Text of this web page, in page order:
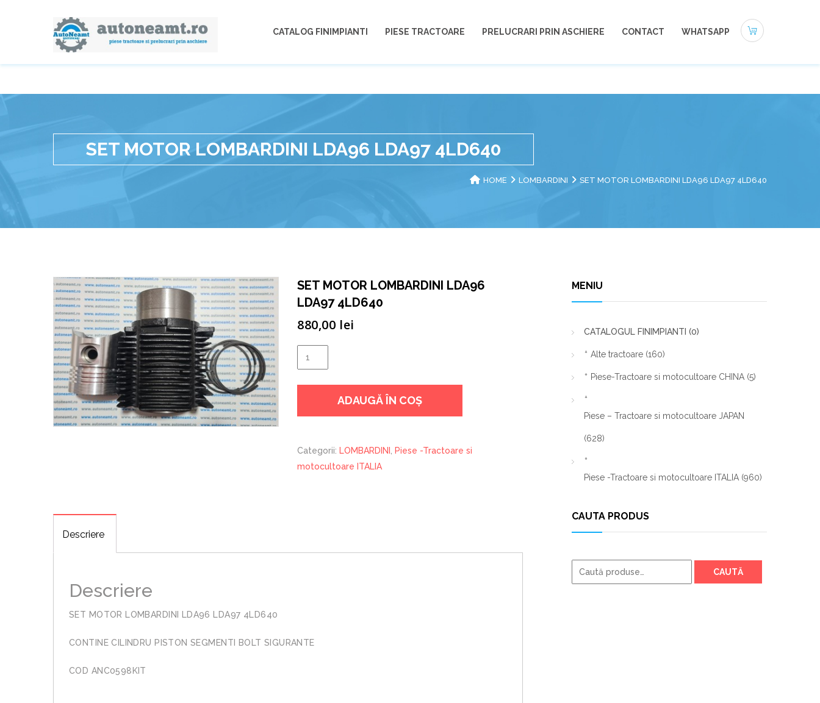
CATALOG FINIMPIANTI PIESE TRACTOARE PRELUCRARI PRIN ASCHIERE CONTACT WHATSAPP
SET MOTOR LOMBARDINI LDA96 LDA97 4LD640
HOME LOMBARDINI SET MOTOR LOMBARDINI LDA96 LDA97 4LD640
SET MOTOR LOMBARDINI LDA96
LDA97 4LD640
880,00 lei
SET
MOTOR
LOMBARDINI
LDA96
4LD640
ADAUGĂ ÎN COȘ
Categorii: LOMBARDINI
Piese -Tractoare si
motocultoare ITALIA
Descriere
Descriere
SET MOTOR LOMBARDINI LDA96 LDA97 4LD640
CONTINE CILINDRU PISTON SEGMENTI BOLT SIGURANTE
COD ANC0598KIT
MENIU
CATALOGUL FINIMPIANTI (0)
Alte tractoare (160)
Piese-Tractoare si motocultoare CHINA (5)
Piese – Tractoare si motocultoare JAPAN
(628)
Piese -Tractoare si motocultoare ITALIA (960)
CAUTA PRODUS
Caută
după:
CAUTĂ